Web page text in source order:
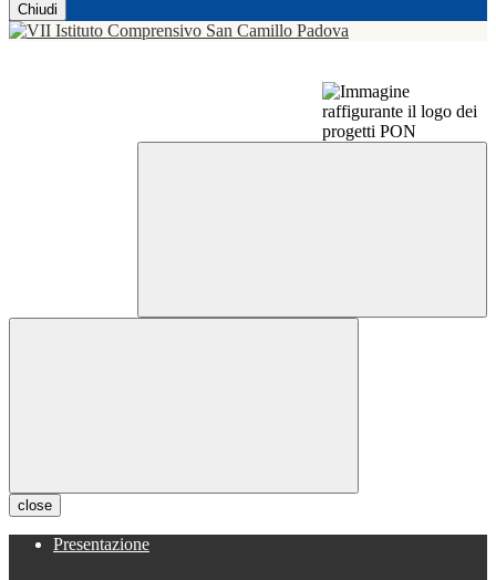
Chiudi
close
Presentazione